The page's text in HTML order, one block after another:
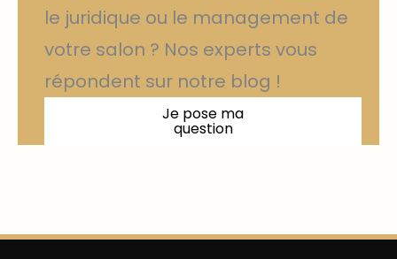
le juridique ou le management de
votre salon ? Nos experts vous
répondent sur notre blog !
Je pose ma
question